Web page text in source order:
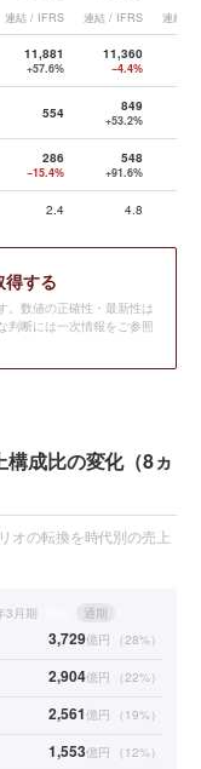
連結 / IFRS 連結 / IFRS 連結 /
11,881
+57.6%
11,360
−4.4%
554 849
+53.2%
286
−15.4%
548
+91.6%
2.4 4.8
得する
。数値の正確性・最新性は
判断には一次情報をご参照
成比の変化（8ヵ
オの転換を時代別の売上
3月期
通期
3,729億円 （28%）
2,904億円 （22%）
2,561億円 （ 19%）
1,553億円 （ 12%）